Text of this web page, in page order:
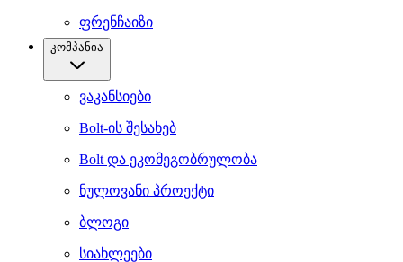
ფრენჩაიზი
კომპანია
ვაკანსიები
Bolt-ის შესახებ
Bolt და ეკომეგობრულობა
ნულოვანი პროექტი
ბლოგი
სიახლეები